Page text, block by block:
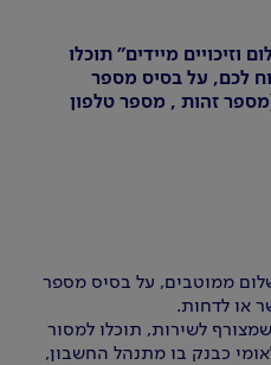
מיידים" תוכלו
לכם, על בסיס מספר
זהות , מספר טלפון
ממוטבים, על בסיס מספר
או לדחות.
לשירות, תוכלו למסור
כבנק בו מתנהל החשבון,